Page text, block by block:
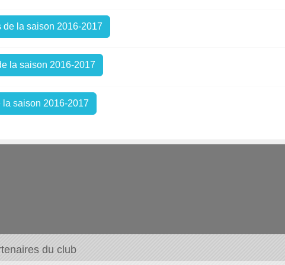
de la saison 2016-2017
la saison 2016-2017
la saison 2016-2017
du club